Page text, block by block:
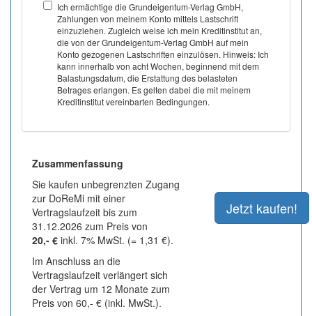
Ich ermächtige die Grundeigentum-Verlag GmbH,
Zahlungen von meinem Konto mittels Lastschrift
einzuziehen. Zugleich weise ich mein Kreditinstitut an,
die von der Grundeigentum-Verlag GmbH auf mein
Konto gezogenen Lastschriften einzulösen. Hinweis: Ich
kann innerhalb von acht Wochen, beginnend mit dem
Balastungsdatum, die Erstattung des belasteten
Betrages erlangen. Es gelten dabei die mit meinem
Kreditinstitut vereinbarten Bedingungen.
Zusammenfassung
Sie kaufen unbegrenzten Zugang
zur DoReMi mit einer
Vertragslaufzeit bis zum
31.12.2026 zum Preis von
20,- € inkl. 7% MwSt. (= 1,31 €).
Im Anschluss an die
Vertragslaufzeit verlängert sich
der Vertrag um 12 Monate zum
Preis von 60,- € (inkl. MwSt.).